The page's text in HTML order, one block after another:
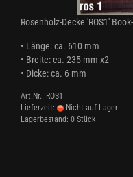
Rosenholz-Decke 'ROS1'
• Länge: ca. 610 mm
• Breite: ca. 235 mm x2
• Dicke: ca. 6 mm
Art.Nr.: ROS1
Lieferzeit:
Nicht auf Lager
Lagerbestand: 0 Stück